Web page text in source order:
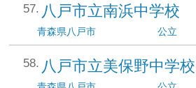
八戸市立南浜中学校
青森県八戸市 公立
八戸市立美保野中学校